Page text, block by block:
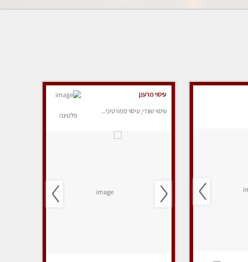
עיסוי מרענן
עיסוי שוודי, עיסוי ספורטיבי...
פלטינה